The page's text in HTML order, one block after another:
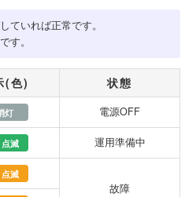
していれば正常です。
す。
(色) 状態
灯 電源OFF
滅 運用準備中
滅
故障